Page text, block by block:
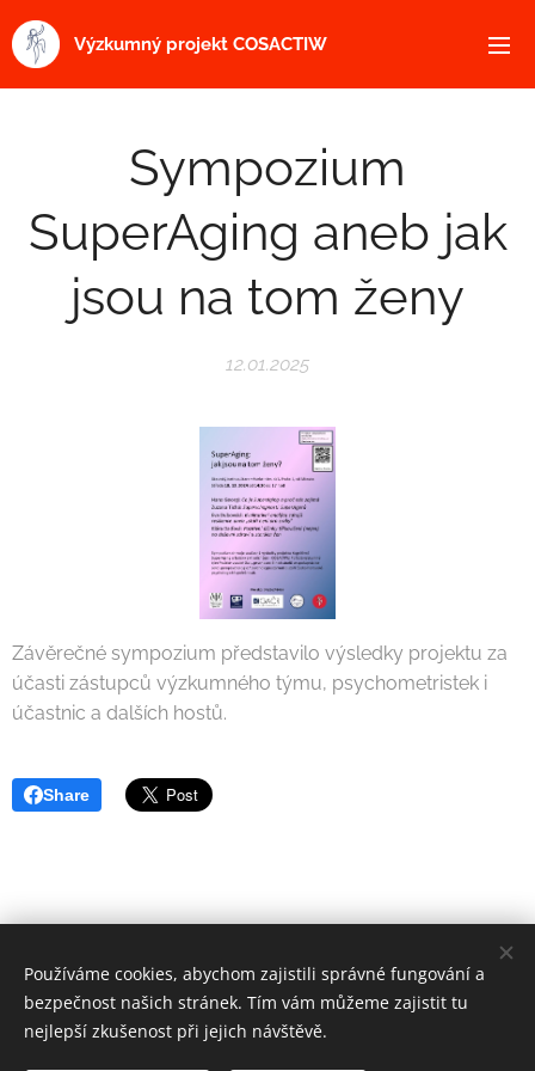
Výzkumný projekt COSACTIW
Sympozium
SuperAging aneb jak
jsou na tom ženy
12.01.2025
Závěrečné sympozium představilo výsledky projektu za
účasti zástupců výzkumného týmu, psychometristek i
účastnic a dalších hostů.
Share
Používáme cookies, abychom zajistili správné fungování a
bezpečnost našich stránek. Tím vám můžeme zajistit tu
nejlepší zkušenost při jejich návštěvě.